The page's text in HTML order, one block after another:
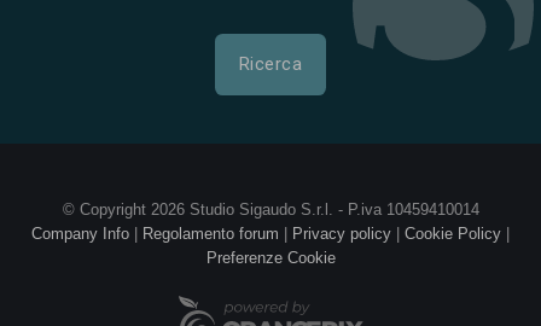
Ricerca
© Copyright 2026 Studio Sigaudo S.r.l. - P.iva 10459410014
Company Info
Regolamento forum Privacy policy Cookie Policy
Preferenze Cookie